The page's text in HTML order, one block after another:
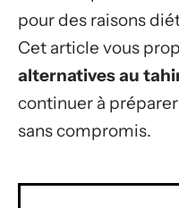
pour des raisons
Cet article vous
alternatives au
continuer à
sans compromis.